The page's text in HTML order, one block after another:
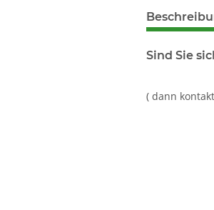
Sind Sie
( dann